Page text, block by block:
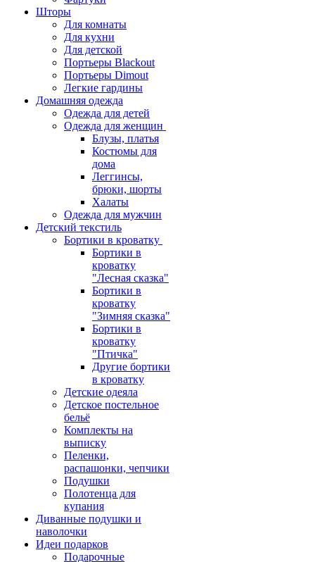
Шторы
Для комнаты
Для кухни
Для детской
Портьеры Blackout
Портьеры Dimout
Легкие гардины
Домашняя одежда
Одежда для детей
Одежда для женщин
Блузы, платья
Костюмы для
дома
Леггинсы,
брюки, шорты
Халаты
Одежда для мужчин
Детский текстиль
Бортики в кроватку
Бортики в
кроватку
"Лесная сказка"
Бортики в
кроватку
"Зимняя сказка"
Бортики в
кроватку
"Птичка"
Другие бортики
в кроватку
Детские одеяла
Детское постельное
бельё
Комплекты на
выписку
Пеленки,
распашонки, чепчики
Подушки
Полотенца для
купания
Диванные подушки и
наволочки
Идеи подарков
Подарочные